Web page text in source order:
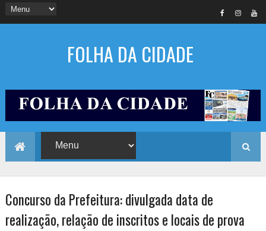
FOLHA DA CIDADE
Concurso da Prefeitura: divulgada data de
realização, relação de inscritos e locais de prova